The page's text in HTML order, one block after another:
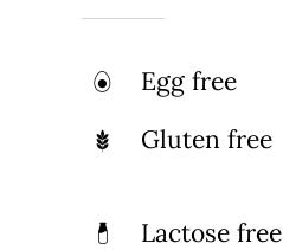
Egg free
Gluten free
Lactose free